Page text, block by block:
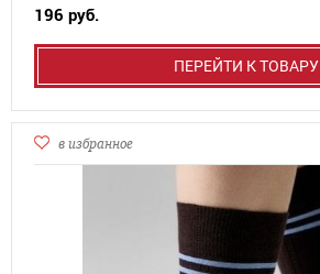
196 руб.
ПЕРЕЙТИ К ТОВАРУ
в избранное